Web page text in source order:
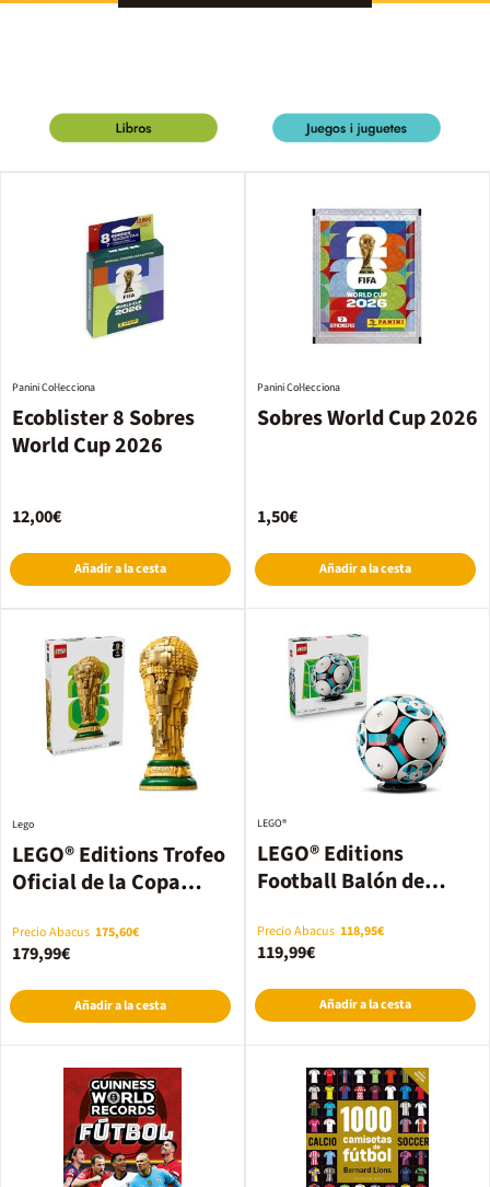
Ecoblister 8 Sobres
World Cup 2026
Panini Col·lecciona
12,00€
Añadir a la cesta
Sobres World Cup 2026
Panini Col·lecciona
1,50€
Añadir a la cesta
LEGO® Editions Trofeo
Oficial de la Copa
43020
Lego
Precio Abacus 175,60€
179,99€
Añadir a la cesta
LEGO® Editions
Football Balón de
LEGO®
Precio Abacus 118,95€
119,99€
Añadir a la cesta